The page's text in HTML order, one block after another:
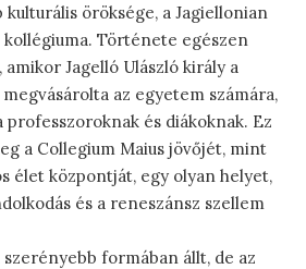
öröksége, a Jagiellonian
Története egészen
amikor Jagelló Ulászló király a
az egyetem számára,
és diákoknak. Ez
a Collegium Maius jövőjét, mint
élet központját, egy olyan helyet,
és a reneszánsz szellem
formában állt, de az